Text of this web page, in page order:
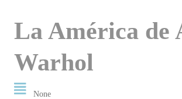
La América de
Warhol
None